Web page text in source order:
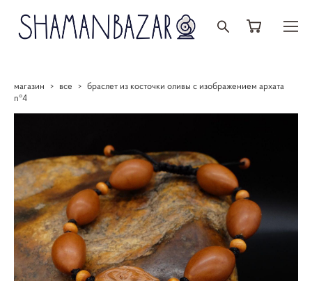
магазин > все > браслет из косточки оливы с изображением архата
n°4